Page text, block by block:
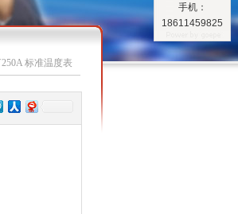
标准温度表
手机：
18611459825